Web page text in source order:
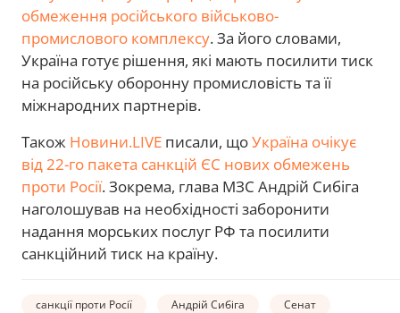
обмеження російського військово-
промислового комплексу. За його словами,
Україна готує рішення, які мають посилити тиск
на російську оборонну промисловість та її
міжнародних партнерів.
Також Новини.LIVE писали, щоУкраїна очікує
від 22-го пакета санкцій ЄС нових обмежень
проти Росії. Зокрема, глава МЗС Андрій Сибіга
наголошував на необхідності заборонити
надання морських послуг РФ та посилити
санкційний тиск на країну.
санкції проти Росії Андрій Сибіга Сенат